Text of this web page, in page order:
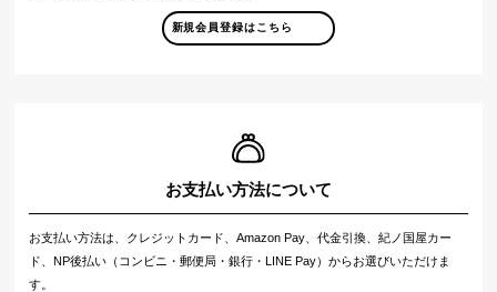
新規会員登録はこちら
お支払い方法について
お支払い方法は、クレジットカード、Amazon Pay、代金引換、紀ノ国屋カー
ド、NP後払い（コンビニ・郵便局・銀行・LINE Pay）からお選びいただけま
す。